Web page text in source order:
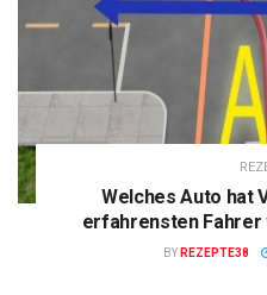
Welches Auto hat
erfahrensten
BY REZEPTE38